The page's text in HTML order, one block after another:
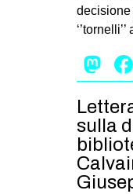
decisione
sulla